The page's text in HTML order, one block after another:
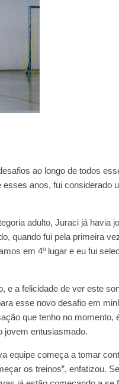
ao longo de todos
anos, fui considerado
adulto, Juraci já havia
quando fui pela primeira
em 4º lugar e eu fui
e a felicidade de ver este
esse novo desafio em
que tenho no momento,
jovem entusiasmado.
equipe começa a tomar
os treinos”, enfatizou.